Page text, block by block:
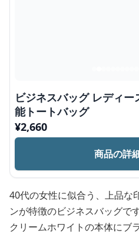
ビジネスバッグ レディ
能トートバッグ
¥2,660
商品の詳
40代の女性に似合う、上品な
ンが特徴のビジネスバッグです
クリームホワイトの本体にブ